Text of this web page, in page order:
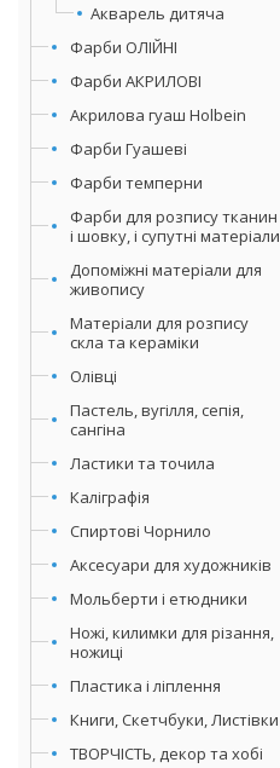
Акварель дитяча
Фарби ОЛІЙНІ
Фарби АКРИЛОВІ
Акрилова гуаш Holbein
Фарби Гуашеві
Фарби темперни
Фарби для розпису тканин
і шовку, і супутні матеріали
Допоміжні матеріали для
живопису
Матеріали для розпису
скла та кераміки
Олівці
Пастель, вугілля, сепія,
сангіна
Ластики та точила
Каліграфія
Спиртові Чорнило
Аксесуари для художників
Мольберти і етюдники
Ножі, килимки для різання,
ножиці
Пластика і ліплення
Книги, Скетчбуки, Листівки
ТВОРЧІСТЬ, декор та хобі